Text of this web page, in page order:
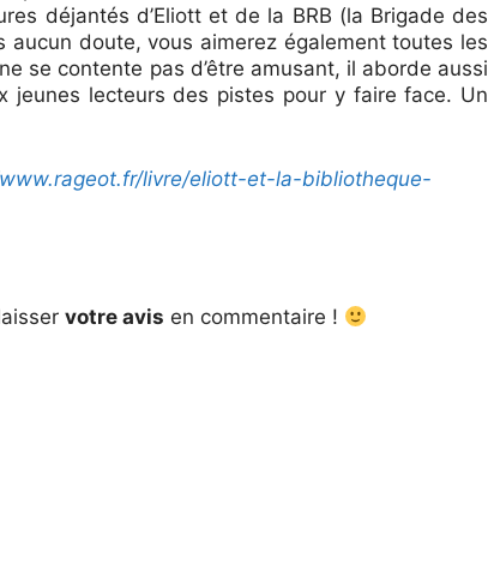
déjantés d’Eliott et de la BRB (la Brigade des
doute, vous aimerez également toutes les
se contente pas d’être amusant, il aborde aussi
jeunes lecteurs des pistes pour y faire face. Un
livre/eliott-et-la-bibliotheque-
votre avis en commentaire !